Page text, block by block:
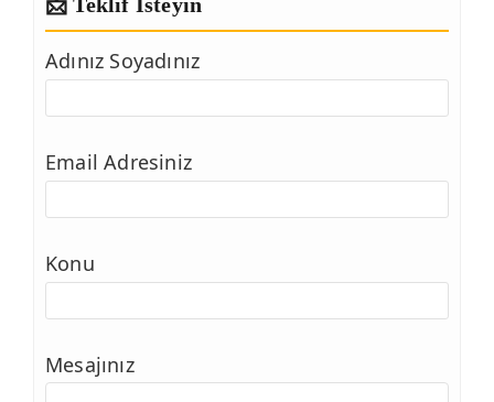
Adınız Soyadınız
Email Adresiniz
Konu
Mesajınız